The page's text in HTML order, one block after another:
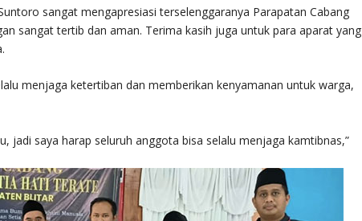
sangat mengapresiasi terselenggaranya Parapatan Cabang
sangat tertib dan aman. Terima kasih juga untuk para aparat yang
menjaga ketertiban dan memberikan kenyamanan untuk warga,
jadi saya harap seluruh anggota bisa selalu menjaga kamtibnas,”